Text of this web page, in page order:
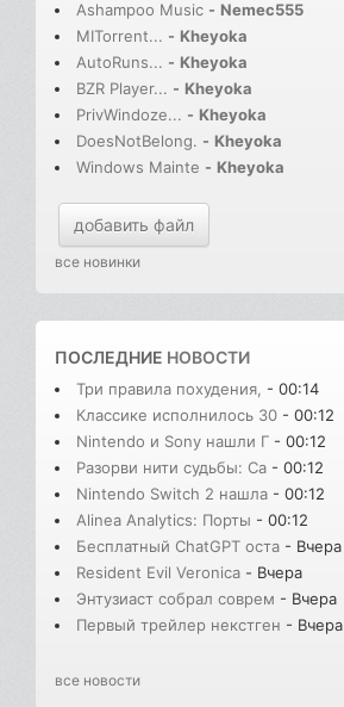
Ashampoo Music - Nemec555
MITorrent... - Kheyoka
AutoRuns... - Kheyoka
BZR Player... - Kheyoka
PrivWindoze... - Kheyoka
DoesNotBelong. - Kheyoka
Windows Mainte - Kheyoka
добавить файл
все новинки
ПОСЛЕДНИЕ НОВОСТИ
Три правила похудения, - 00:14
Классике исполнилось 30 - 00:12
Nintendo и Sony нашли Г - 00:12
Разорви нити судьбы: Сa - 00:12
Nintendo Switch 2 нашла - 00:12
Alinea Analytics: Порты - 00:12
Бесплатный ChatGPT оста - Вчера
Resident Evil Veronica - Вчера
Энтузиаст собрал соврем - Вчера
Первый трейлер некстген - Вчера
все новости